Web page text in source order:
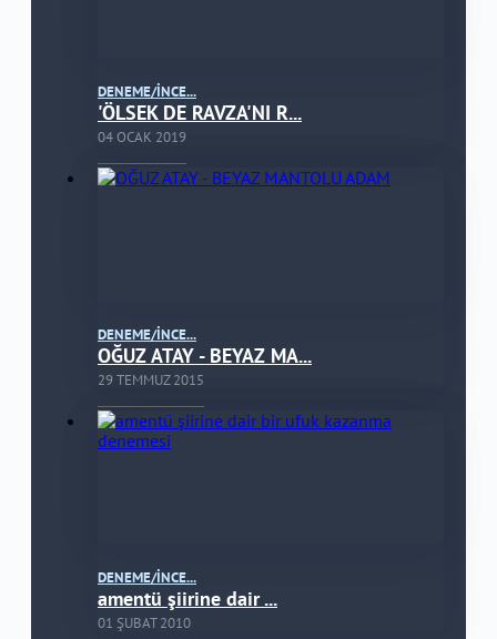
DENEME/İNCE...
'ÖLSEK DE RAVZA'NI R...
04 OCAK 2019
DENEME/İNCE...
OĞUZ ATAY - BEYAZ MA...
29 TEMMUZ 2015
DENEME/İNCE...
amentü şiirine dair ...
01 ŞUBAT 2010